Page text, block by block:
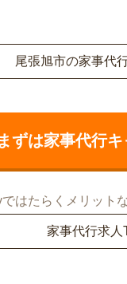
尾張旭市の家事代
まずは家事代行
はたらくメリット
家事代行求人